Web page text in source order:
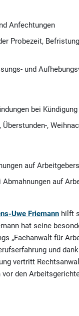
Anfechtungen
Probezeit,
und
bei Kündigung
,
auf
auf
Uwe Friemann hilft
hat seine
„Fachanwalt für
und
vertritt
den